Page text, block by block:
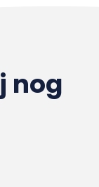
nog